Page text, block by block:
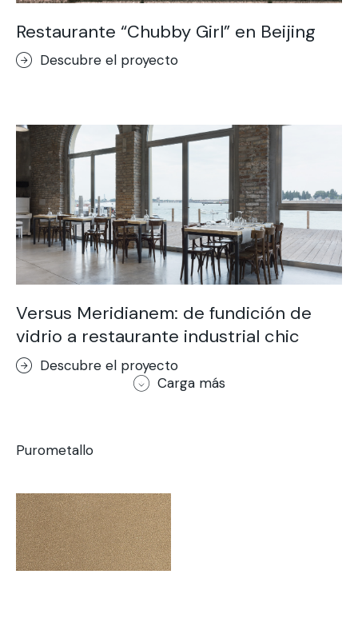
Restaurante “Chubby Girl” en Beijing
Descubre el proyecto
Versus Meridianem: de fundición de
vidrio a restaurante industrial chic
Descubre el proyecto
Carga más
Purometallo